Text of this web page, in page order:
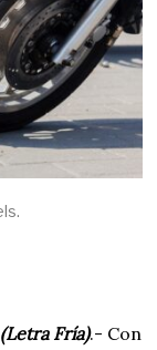
Fría).- Con